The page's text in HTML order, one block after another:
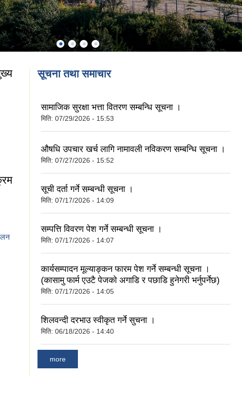
सूचना तथा समाचार
सामाजिक सुरक्षा भत्ता वितरण सम्बन्धि सूचना ।
मिति: 07/29/2026 - 15:53
औषधि उपचार खर्च लागि नामावली नविकरण सम्बन्धि सूचना ।
मिति: 07/27/2026 - 15:52
सूची दर्ता गर्ने सम्बन्धी सूचना ।
मिति: 07/17/2026 - 14:09
सम्पत्ति विवरण पेश गर्ने सम्बन्धी सूचना ।
मिति: 07/17/2026 - 14:07
कार्यसम्पादन मूल्याङ्कन फारम पेश गर्ने सम्बन्धी सूचना ।
(कासामु फार्म एउटै पेजको अगाडि र पछाडि हुनेगरी भर्नुपर्नेछ)
मिति: 07/17/2026 - 14:05
शिलवन्दी दरभाउ स्वीकृत गर्ने सुचना ।
मिति: 06/18/2026 - 14:40
more